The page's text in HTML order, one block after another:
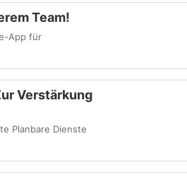
Team!
App für
Verstärkung
Planbare Dienste